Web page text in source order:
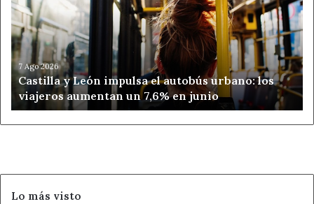
impulsa
el
autobús
urbano:
los
viajeros
aumentan
un
7,6%
7 Ago 2026
Castilla y León impulsa el autobús urbano: los
viajeros aumentan un 7,6% en junio
Lo más visto